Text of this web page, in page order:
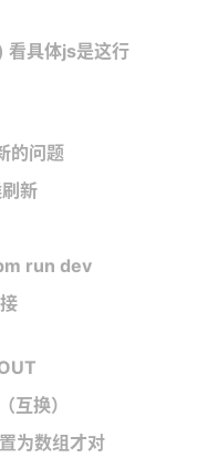
具体js是这行
的问题
新
run dev
互换）
为数组才对